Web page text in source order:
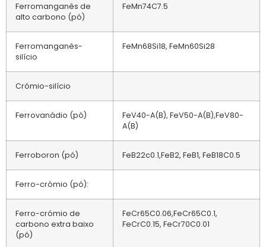
Ferromanganês de
alto carbono (pó)
FeMn74C7.5
Ferromanganês-
silício
FeMn68Si18, FeMn60Si28
Crómio-silício
Ferrovanádio (pó)
FeV40-A(B), FeV50-A(B),FeV80-
A(B)
Ferroboron (pó) FeB22c0.1,FeB2, FeB1, FeB18C0.5
Ferro-crómio (pó):
Ferro-crómio de
carbono extra baixo
(pó)
FeCr65C0.06,FeCr65C0.1,
FeCrC0.15, FeCr70C0.01